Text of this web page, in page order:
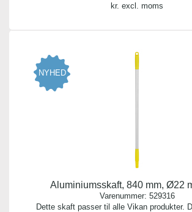
kr. excl. moms
NYHED
Aluminiumsskaft, 840 mm, Ø22
Varenummer: 529316
Dette skaft passer til alle Vikan produkter.